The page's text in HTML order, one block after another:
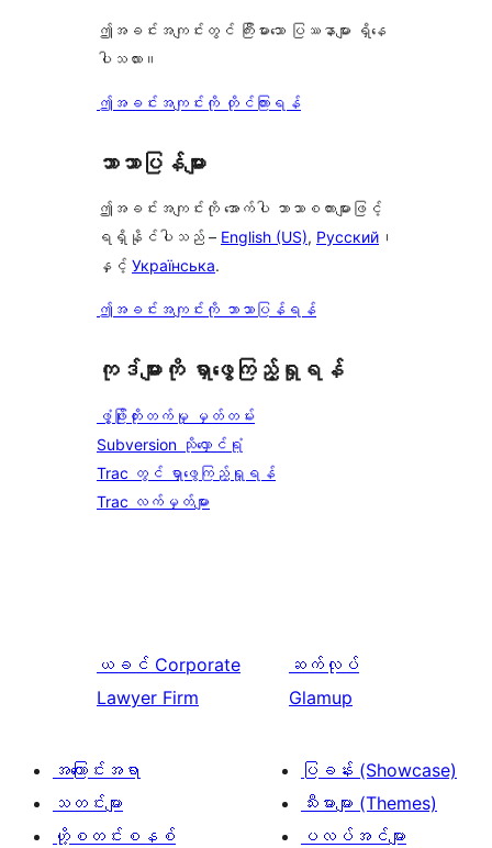
ဤအခင်းအကျင်းတွင် ကြီးမားသော ပြဿနာများ ရှိနေ
ပါသလား။
ဤအခင်းအကျင်းကို တိုင်ကြားရန်
ဘာသာပြန်များ
ဤအခင်းအကျင်းကို အောက်ပါ ဘာသာစကားများဖြင့်
ရရှိနိုင်ပါသည် – English (US), Русский ၊
နှင့် Українська.
ဤအခင်းအကျင်းကို ဘာသာပြန်ရန်
ကုဒ်များကို ရှာဖွေကြည့်ရှုရန်
ဖွံ့ဖြိုးတိုးတက်မှု မှတ်တမ်း
Subversion သိုလှောင်ရုံ
Trac တွင် ရှာဖွေကြည့်ရှုရန်
Trac လက်မှတ်များ
ယခင် Corporate
Lawyer Firm
ဆက်လုပ်
Glamup
အကြောင်းအရာ
သတင်းများ
ဟို့စတင်းစနစ်
ပြခန်း (Showcase)
သီးမားများ (Themes)
ပလပ်အင်များ